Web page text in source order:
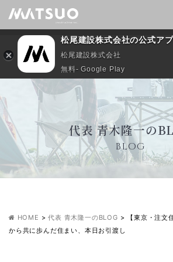
代表 青木隆一の
BLOG
HOME >代表 青木隆一のBLOG >
【東京・注
から共に歩んだ住まい、本日お引渡し
松尾建設株式会社の公式アプ
松尾建設株式会社
無料- Google Play